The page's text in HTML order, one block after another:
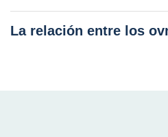
La relación entre los